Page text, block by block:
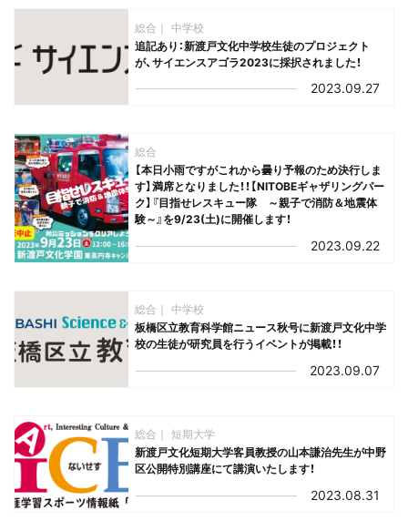
総合
中学校
追記あり：新渡戸文化中学校生徒のプロジェクト
が、サイエンスアゴラ2023に採択されました！
2023.09.27
総合
【本日小雨ですがこれから曇り予報のため決行しま
す】満席となりました！！【NITOBEギャザリングパー
ク】『目指せレスキュー隊 ～親子で消防＆地震体
験～』を9/23(土)に開催します！
2023.09.22
総合
中学校
板橋区立教育科学館ニュース秋号に新渡戸文化中学
校の生徒が研究員を行うイベントが掲載！！
2023.09.07
総合
短期大学
新渡戸文化短期大学客員教授の山本謙治先生が中野
区公開特別講座にて講演いたします！
2023.08.31